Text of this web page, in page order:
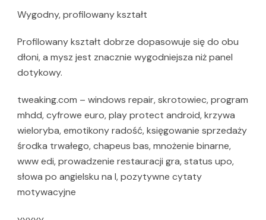
Wygodny, profilowany kształt
Profilowany kształt dobrze dopasowuje się do obu
dłoni, a mysz jest znacznie wygodniejsza niż panel
dotykowy.
tweaking.com – windows repair, skrotowiec, program
mhdd, cyfrowe euro, play protect android, krzywa
wieloryba, emotikony radość, księgowanie sprzedaży
środka trwałego, chapeus bas, mnożenie binarne,
www edi, prowadzenie restauracji gra, status upo,
słowa po angielsku na l, pozytywne cytaty
motywacyjne